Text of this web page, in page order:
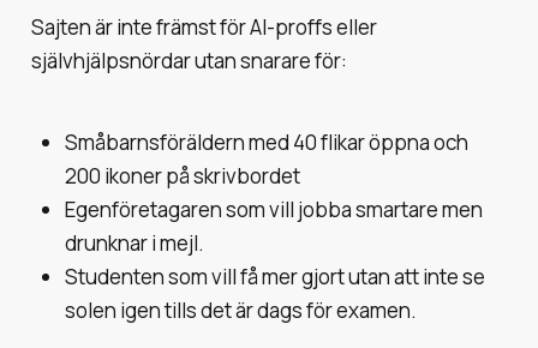
Sajten är inte främst för AI-proffs eller
självhjälpsnördar utan snarare för:
Småbarnsföräldern med 40 flikar öppna och
200 ikoner på skrivbordet
Egenföretagaren som vill jobba smartare men
drunknar i mejl.
Studenten som vill få mer gjort utan att inte se
solen igen tills det är dags för examen.